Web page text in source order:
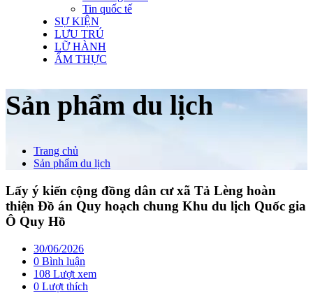
Tin quốc tế
SỰ KIỆN
LƯU TRÚ
LỮ HÀNH
ẨM THỰC
Sản phẩm du lịch
Trang chủ
Sản phẩm du lịch
Lấy ý kiến cộng đồng dân cư xã Tả Lèng hoàn
thiện Đồ án Quy hoạch chung Khu du lịch Quốc gia
Ô Quy Hồ
30/06/2026
0 Bình luận
108 Lượt xem
0 Lượt thích